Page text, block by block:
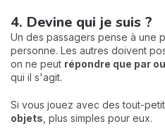
4. Devine qui je suis ?
Un des passagers pense à une
personne. Les autres doivent
on ne peut répondre que par
qui il s'agit.
Si vous jouez avec des tout-
objets , plus simples pour eux.